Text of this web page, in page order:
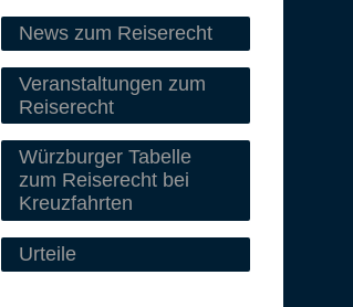
News zum Reiserecht
Veranstaltungen zum
Reiserecht
Würzburger Tabelle
zum Reiserecht bei
Kreuzfahrten
Urteile